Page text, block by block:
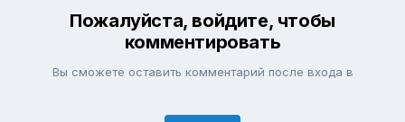
Пожалуйста, войдите, чтобы
комментировать
Вы сможете оставить комментарий после входа в